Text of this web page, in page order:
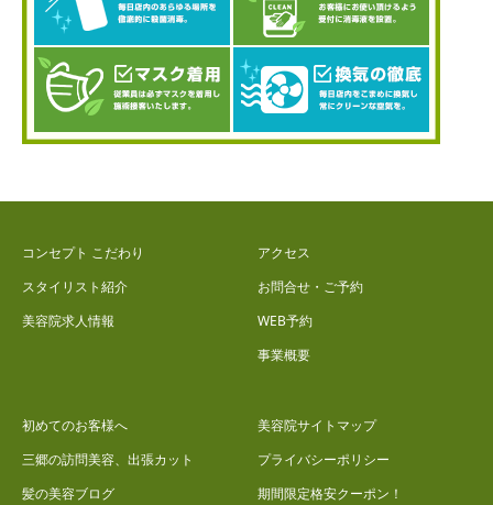
コンセプト こだわり
スタイリスト紹介
美容院求人情報
アクセス
お問合せ・ご予約
WEB予約
事業概要
初めてのお客様へ
三郷の訪問美容、出張カット
髪の美容ブログ
美容院サイトマップ
プライバシーポリシー
期間限定格安クーポン！